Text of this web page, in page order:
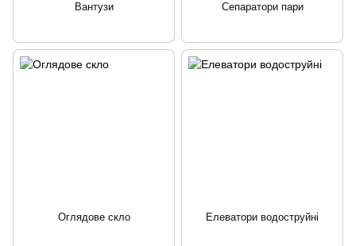
Вантузи Сепаратори пари
Оглядове скло Елеватори водоструйні